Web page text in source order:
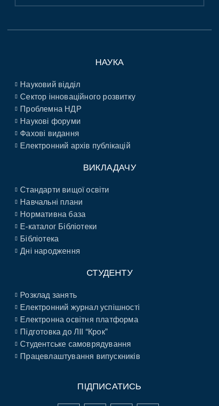
НАУКА
Науковий відділ
Сектор інноваційного розвитку
Проблемна НДР
Наукові форуми
Фахові видання
Електронний архів публікацій
ВИКЛАДАЧУ
Стандарти вищої освіти
Навчальні плани
Нормативна база
E-каталог Бібліотеки
Бібліотека
Дні народження
СТУДЕНТУ
Розклад занять
Електронний журнал успішності
Електронна освітня платформа
Підготовка до ЛІІ “Крок”
Студентське самоврядування
Працевлаштування випускників
ПІДПИСАТИСЬ